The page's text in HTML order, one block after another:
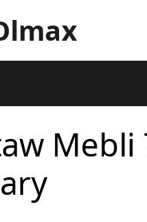
Mebli